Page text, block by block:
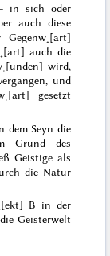
in sich oder
auch diese
auch die
wird,
und
gesetzt
dem Seyn die
Grund des
Geistige als
die Natur
B in der
Geisterwelt